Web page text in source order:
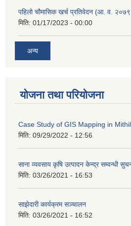
पहिलो चौमासिक खर्च प्रतिवेदन (आ. व.
मिति: 01/17/2023 - 00:00
अन्य
योजना तथा परियोजना
Case Study of GIS Mapping in
मिति: 09/29/2022 - 12:56
साना व्यवसाय कृषि उत्पादन केन्द्र सम्वन्धी
मिति: 03/26/2021 - 16:53
साझेदारी कार्यक्रम सञ्चालन
मिति: 03/26/2021 - 16:52